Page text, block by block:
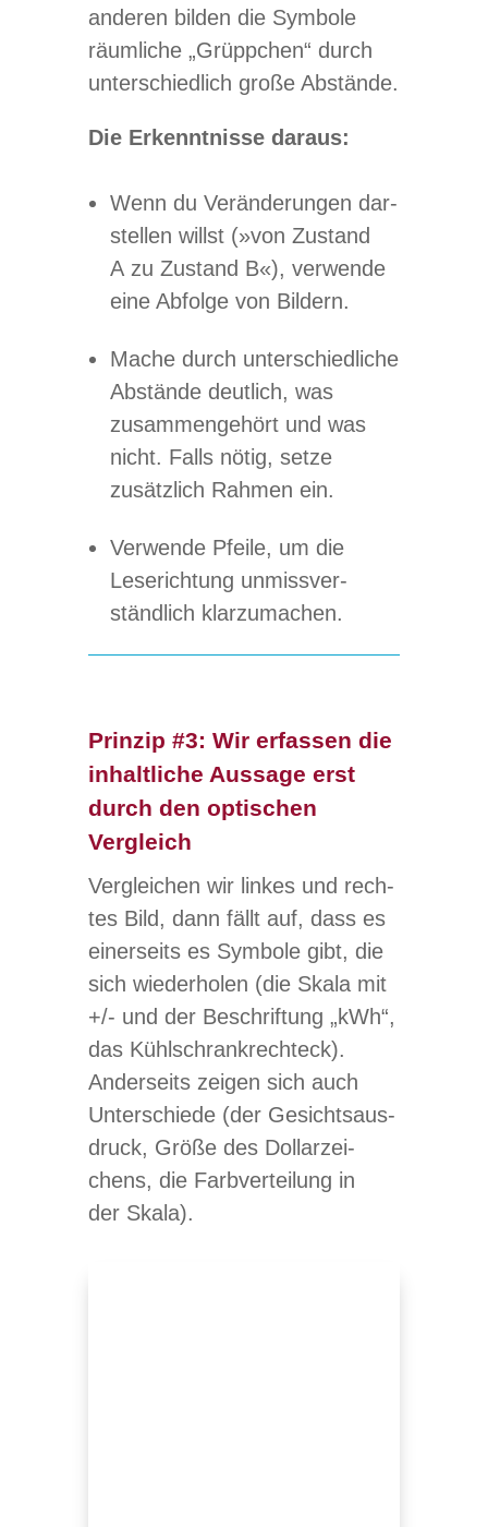
ande­ren bil­den die Sym­bole
räum­li­che „Grüpp­chen“ durch
unter­schied­lich große Abstände.
Die Erkennt­nisse daraus:
Wenn du Ver­än­de­run­gen dar­
stel­len willst (»von Zustand
A zu Zustand B«), ver­wende
eine Abfolge von Bildern.
Mache durch unter­schied­li­che
Abstände deut­lich, was
zusam­men­ge­hört und was
nicht. Falls nötig, setze
zusätz­lich Rah­men ein.
Ver­wende Pfeile, um die
Lese­rich­tung unmiss­ver­
ständ­lich klarzumachen.
Prinzip #3: Wir erfassen die
inhaltliche Aussage erst
durch den optischen
Vergleich
Ver­glei­chen wir lin­kes und rech­
tes Bild, dann fällt auf, dass es
einer­seits es Sym­bole gibt, die
sich wie­der­ho­len (die Skala mit
+/- und der Beschrif­tung „kWh“,
das Kühl­schrank­recht­eck).
Ander­seits zei­gen sich auch
Unter­schiede (der Gesichts­aus­
druck, Größe des Dol­lar­zei­
chens, die Farb­ver­tei­lung in
der Skala).